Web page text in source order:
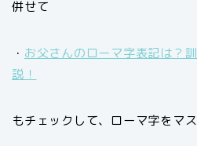
併せて
・ お父さんのローマ字表記は？
説！
もチェックして、ローマ字をマ